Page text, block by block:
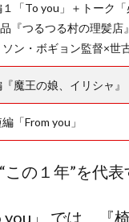
「To you」＋トーク「
『つるつる村の理髪店
ソン・ボギョン監督×世
魔王の娘、イリシャ』
「From you」
の１年”を代表
」 では、『